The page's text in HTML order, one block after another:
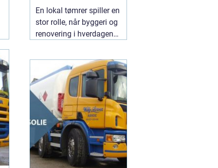
den rette til dit
byggeri
En lokal tømrer spiller en
stor rolle, når byggeri og
renovering i hverdagen
område som
Vesthimmerland, hvor
både klima, landbrug og
ældre bygninger stiller
særlige krav til
materialer og håndværk.
En30 juli 2026